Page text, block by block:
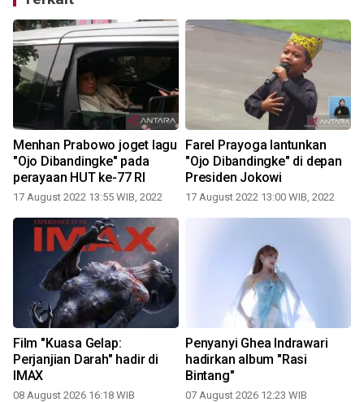
Menhan Prabowo joget lagu
"Ojo Dibandingke" pada
perayaan HUT ke-77 RI
17 August 2022 13:55 WIB, 2022
Farel Prayoga lantunkan
"Ojo Dibandingke" di depan
Presiden Jokowi
17 August 2022 13:00 WIB, 2022
Film "Kuasa Gelap:
Perjanjian Darah" hadir di
IMAX
08 August 2026 16:18 WIB
Penyanyi Ghea Indrawari
hadirkan album "Rasi
Bintang"
07 August 2026 12:23 WIB